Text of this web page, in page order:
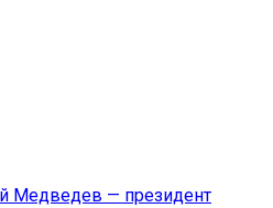
Медведев — президент